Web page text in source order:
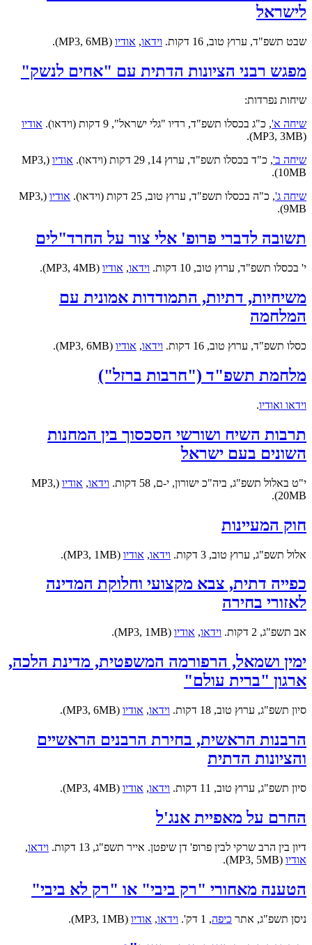
לישראל
שבט תשפ"ד, ערוץ טוב, 16 דקות. וידאו, אודיו (MP3, 6MB).
מפגש רבני הציונות הדתית עם "אחים לנשק"
שיחות נפרדות:
שיחה א', כ"ג בכסלו תשפ"ד, רדיו "גלי ישראל", 9 דקות (וידאו).
אודיו
(MP3, 3MB).
שיחה ב', כ"ד בכסלו תשפ"ד, ערוץ 14, 29 דקות (וידאו). אודיו (MP3,
10MB).
שיחה ג', כ"ה בכסלו תשפ"ד, ערוץ טוב, 25 דקות (וידאו). אודיו (MP3,
9MB).
תשובה לדברי פרופ' אלי צור על החרד"לים
י' בכסלו תשפ"ד, ערוץ טוב, 10 דקות. וידאו, אודיו (MP3, 4MB).
משיחיות, דתיות, התמודדות אמונית עם
המלחמה
כסלו תשפ"ד, ערוץ טוב, 16 דקות. וידאו, אודיו (MP3, 6MB).
מלחמת תשפ"ד ("חרבות ברזל")
וידאו ואודיו.
תרבות השיח ושורשי הסכסוך בין המחנות
השונים בעם ישראל
י"ט באלול תשפ"ג, ביה"כ ישורון, י-ם, 58 דקות. וידאו, אודיו (MP3,
20MB).
חוק המעיינות
אלול תשפ"ג, ערוץ טוב, 3 דקות. וידאו, אודיו (MP3, 1MB).
כפייה דתית, צבא מקצועי וחלוקת המדינה
לאזורי בחירה
אב תשפ"ג, 2 דקות. וידאו, אודיו (MP3, 1MB).
ימין ושמאל, הרפורמה המשפטית, מדינת הלכה,
ארגון "ברית עולם"
סיון תשפ"ג, ערוץ טוב, 18 דקות. וידאו, אודיו (MP3, 6MB).
הרבנות הראשית, בחירת הרבנים הראשיים
והציונות הדתית
סיון תשפ"ג, ערוץ טוב, 11 דקות. וידאו, אודיו (MP3, 4MB).
החרם על מאפיית אנג'ל
דיון בין הרב שרקי לבין פרופ' דן שיפטן. אייר תשפ"ג, 13 דקות. וידאו,
אודיו (MP3, 5MB).
הטענה מאחורי "רק ביבי" או "רק לא ביבי"
ניסן תשפ"ג, אתר כיפה, 1 דק'. וידאו, אודיו (MP3, 1MB).